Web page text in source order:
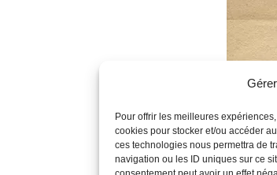
Pour offrir les meilleures
cookies pour stocker et/ou accéder
ces technologies nous permettra de
navigation ou les ID uniques sur ce